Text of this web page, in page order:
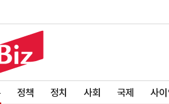
정책 정치 사회 국제 사